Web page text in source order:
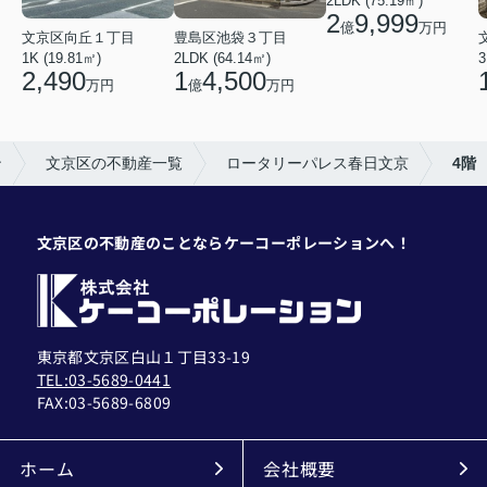
文京区向丘１丁目
1K (19.81㎡)
2,490万円
豊島区池袋３丁目
2LDK (64.14㎡)
1億4,500万円
2億9,999万円
文京区の不動産一覧 ロータリーパレス春日文京 4階
文京区の不動産のことならケーコーポレーションへ！
東京都文京区白山１丁目33-19
TEL:03-5689-0441
FAX:03-5689-6809
ホーム 会社概要